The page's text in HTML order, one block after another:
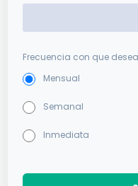
Frecuencia con que
Mensual
Semanal
Inmediata